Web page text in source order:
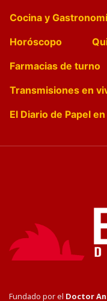
Cocina y
Horóscopo
Farmacias de turno
Transmisiones en
El Diario de Papel en
Fundado por el Doctor